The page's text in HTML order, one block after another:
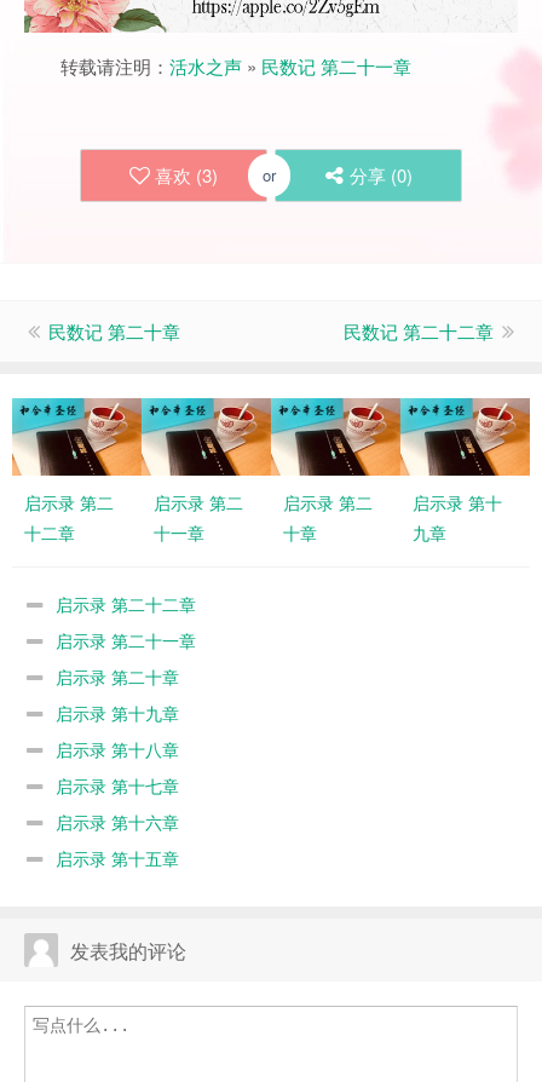
转载请注明： 活水之声 » 民数记 第二十一章
喜欢 (3) or 分享 (0)
民数记 第二十章 民数记 第二十二章
启示录 第二
十二章
启示录 第二
十一章
启示录 第二
十章
启示录 第十
九章
启示录 第二十二章
启示录 第二十一章
启示录 第二十章
启示录 第十九章
启示录 第十八章
启示录 第十七章
启示录 第十六章
启示录 第十五章
发表我的评论